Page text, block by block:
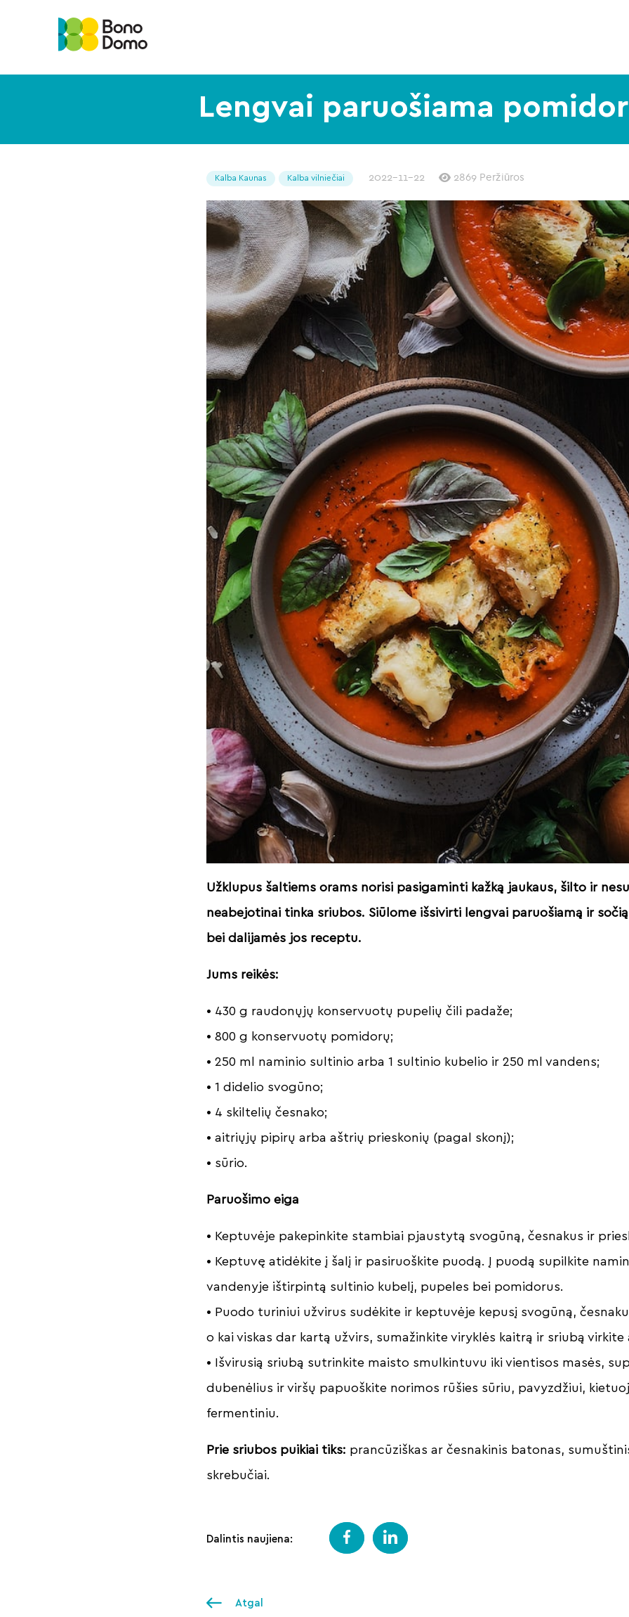
Lengvai paruošiama
Kalba Kaunas Kalba vilniečiai 2022-11-22 2869 Peržiūros
Užklupus šaltiems orams norisi pasigaminti kažką jaukaus, šilto ir
neabejotinai tinka sriubos. Siūlome išsivirti lengvai paruošiamą ir
bei dalijamės jos receptu.
Jums reikės:
• 430 g raudonųjų konservuotų pupelių čili padaže;
• 800 g konservuotų pomidorų;
• 250 ml naminio sultinio arba 1 sultinio kubelio ir 250 ml vandens;
• 1 didelio svogūno;
• 4 skiltelių česnako;
• aitriųjų pipirų arba aštrių prieskonių (pagal skonį);
• sūrio.
Paruošimo eiga
• Keptuvėje pakepinkite stambiai pjaustytą svogūną, česnakus ir
• Keptuvę atidėkite į šalį ir pasiruoškite puodą. Į puodą supilkite
vandenyje ištirpintą sultinio kubelį, pupeles bei pomidorus.
• Puodo turiniui užvirus sudėkite ir keptuvėje kepusį svogūną,
o kai viskas dar kartą užvirs, sumažinkite viryklės kaitrą ir sriubą virkite
• Išvirusią sriubą sutrinkite maisto smulkintuvu iki vientisos masės,
dubenėlius ir viršų papuoškite norimos rūšies sūriu, pavyzdžiui,
fermentiniu.
Prie sriubos puikiai tiks: prancūziškas ar česnakinis batonas,
skrebučiai.
Dalintis naujiena:
Atgal